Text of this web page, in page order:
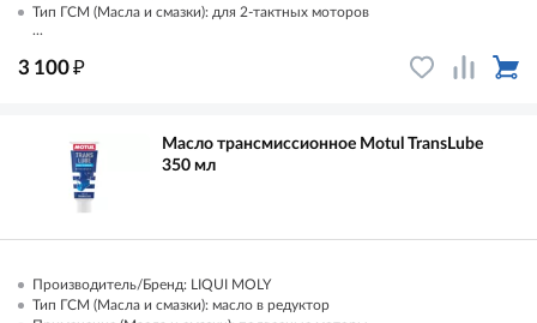
Тип ГСМ (Масла и смазки): для 2-тактных моторов
...
3 100₽
Масло трансмиссионное Motul TransLube
350 мл
Производитель/Бренд: LIQUI MOLY
Тип ГСМ (Масла и смазки): масло в редуктор